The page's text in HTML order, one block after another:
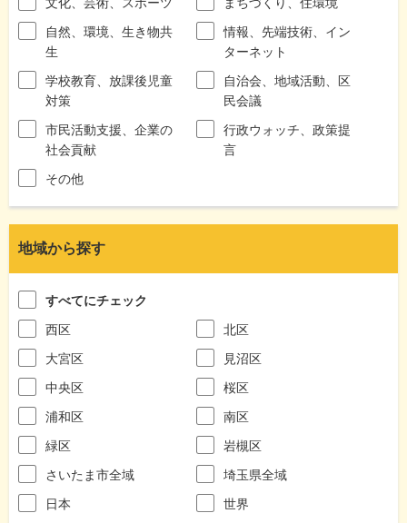
自然、環境、生き物共
生
情報、先端技術、イン
ターネット
学校教育、放課後児童
対策
自治会、地域活動、区
民会議
市民活動支援、企業の
社会貢献
行政ウォッチ、政策提
言
その他
地域から探す
すべてにチェック
西区
北区
大宮区
見沼区
中央区
桜区
浦和区
南区
緑区
岩槻区
さいたま市全域
埼玉県全域
日本
世界